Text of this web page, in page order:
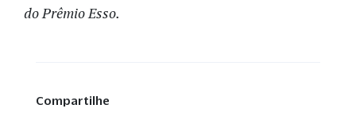
do Prêmio Esso.
Compartilhe